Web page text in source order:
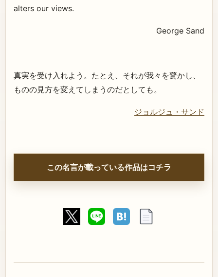
alters our views.
George Sand
真実を受け入れよう。たとえ、それが我々を驚かし、
ものの見方を変えてしまうのだとしても。
ジョルジュ・サンド
この名言が載っている作品はコチラ